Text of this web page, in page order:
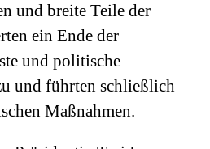
und breite Teile der
ein Ende der
und politische
und führten schließlich
Maßnahmen.